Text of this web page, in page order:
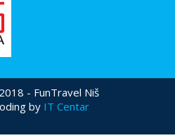
- FunTravel Niš
by IT Centar